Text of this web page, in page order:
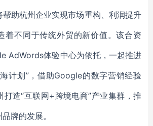
帮助杭州企业实现市场重构、利润提升
着不同于传统外贸的新价值。该合资
AdWords体验中心为依托，一起推进
计划”，借助Google的数字营销经验
打造“互联网+跨境电商”产业集群，推
牌的发展。